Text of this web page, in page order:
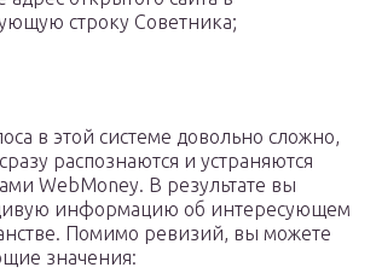
строку Советника;
в этой системе довольно сложно,
распознаются и устраняются
WebMoney. В результате вы
информацию об интересующем
Помимо ревизий, вы можете
значения: